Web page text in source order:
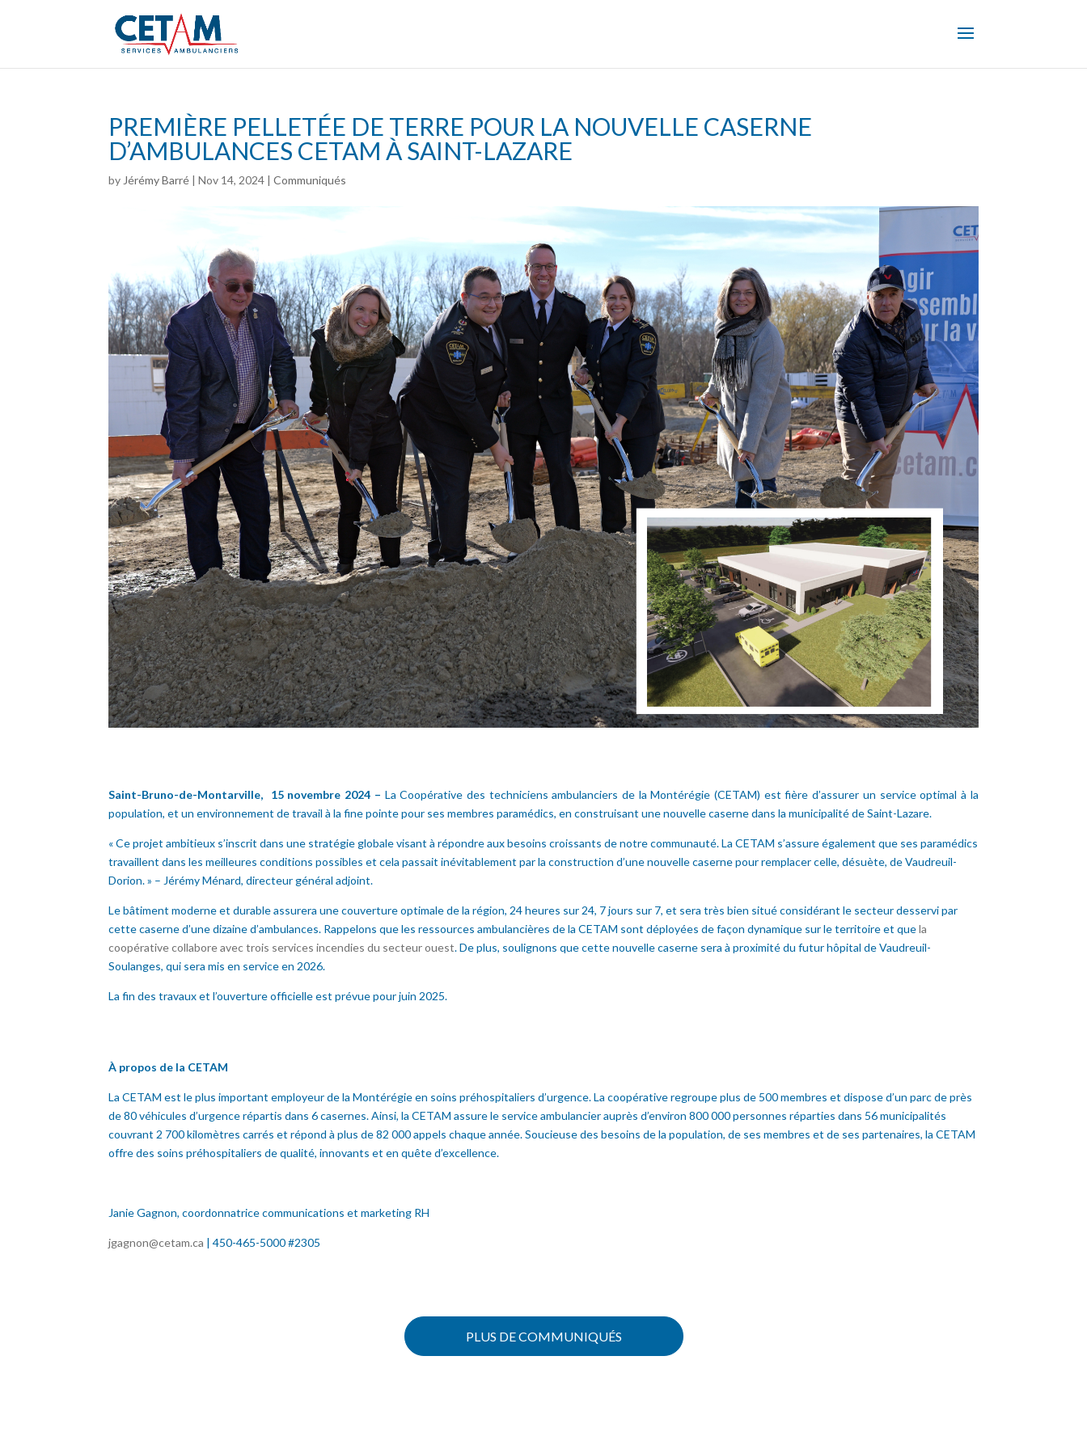
PREMIÈRE PELLETÉE DE TERRE POUR LA NOUVELLE CASERNE
D’AMBULANCES CETAM À SAINT-LAZARE
by Jérémy Barré |Nov 14, 2024 |Communiqués
Saint-Bruno-de-Montarville, 15 novembre 2024 – La Coopérative des techniciens ambulanciers de la Montérégie (CETAM) est fière d’assurer un service optimal à la
population, et un environnement de travail à la fine pointe pour ses membres paramédics, en construisant une nouvelle caserne dans la municipalité de Saint-Lazare.
« Ce projet ambitieux s’inscrit dans une stratégie globale visant à répondre aux besoins croissants de notre communauté. La CETAM s’assure également que ses paramédics
travaillent dans les meilleures conditions possibles et cela passait inévitablement par la construction d’une nouvelle caserne pour remplacer celle, désuète, de Vaudreuil-
Dorion. » – Jérémy Ménard, directeur général adjoint.
Le bâtiment moderne et durable assurera une couverture optimale de la région, 24 heures sur 24, 7 jours sur 7, et sera très bien situé considérant le secteur desservi par
cette caserne d’une dizaine d’ambulances. Rappelons que les ressources ambulancières de la CETAM sont déployées de façon dynamique sur le territoire et quela
coopérative collabore avec trois services incendies du secteur ouest. De plus, soulignons que cette nouvelle caserne sera à proximité du futur hôpital de Vaudreuil-
Soulanges, qui sera mis en service en 2026.
La fin des travaux et l’ouverture officielle est prévue pour juin 2025.
À propos de la CETAM
La CETAM est le plus important employeur de la Montérégie en soins préhospitaliers d’urgence. La coopérative regroupe plus de 500 membres et dispose d’un parc de près
de 80 véhicules d’urgence répartis dans 6 casernes. Ainsi, la CETAM assure le service ambulancier auprès d’environ 800 000 personnes réparties dans 56 municipalités
couvrant 2 700 kilomètres carrés et répond à plus de 82 000 appels chaque année. Soucieuse des besoins de la population, de ses membres et de ses partenaires, la CETAM
offre des soins préhospitaliers de qualité, innovants et en quête d’excellence.
Janie Gagnon, coordonnatrice communications et marketing RH
jgagnon@cetam.ca | 450-465-5000 #2305
PLUS DE COMMUNIQUÉS